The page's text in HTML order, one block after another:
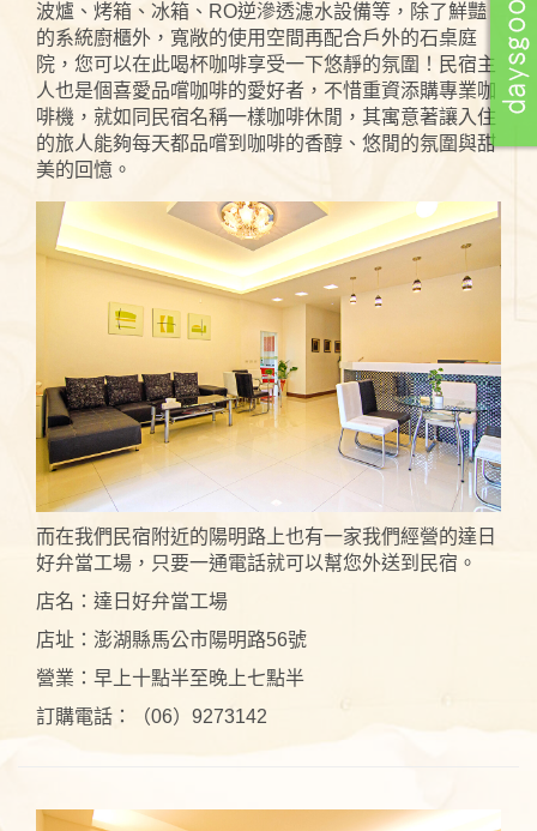
波爐、烤箱、冰箱、RO逆滲透濾水設備等，除了鮮豔
的系統廚櫃外，寬敞的使用空間再配合戶外的石桌庭
院，您可以在此喝杯咖啡享受一下悠靜的氛圍！民宿主
人也是個喜愛品嚐咖啡的愛好者，不惜重資添購專業咖
啡機，就如同民宿名稱一樣咖啡休閒，其寓意著讓入住
的旅人能夠每天都品嚐到咖啡的香醇、悠閒的氛圍與甜
美的回憶。
而在我們民宿附近的陽明路上也有一家我們經營的達日
好弁當工場，只要一通電話就可以幫您外送到民宿。
店名：達日好弁當工場
店址：澎湖縣馬公市陽明路56號
營業：早上十點半至晚上七點半
訂購電話：（06）9273142